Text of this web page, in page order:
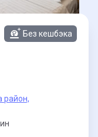
Без кешбэка
район,